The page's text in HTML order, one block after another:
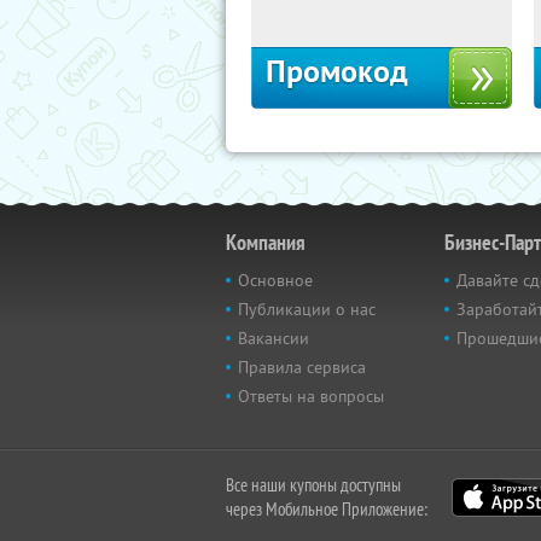
Промокод
Компания
Основное
Публикации о нас
Вакансии
Правила сервиса
Ответы на вопросы
Бизнес-
Давайте
Все наши купоны доступны
через Мобильное Приложение: